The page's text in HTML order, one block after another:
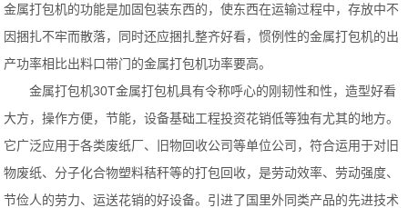
金属打包机的功能是加固包装东西的，使东西在运输过程中，存放中不
因捆扎不牢而散落，同时还应捆扎整齐好看，惯例性的金属打包机的出
产功率相比出料口带门的金属打包机功率要高。
金属打包机30T金属打包机具有令称呼心的刚韧性和性，造型好看
大方，操作方便，节能，设备基础工程投资花销低等独有尤其的地方。
它广泛应用于各类废纸厂、旧物回收公司等单位公司，符合运用于对旧
物废纸、分子化合物塑料秸秆等的打包回收，是劳动效率、劳动强度、
节俭人的劳力、运送花销的好设备。引进了国里外同类产品的先进技术